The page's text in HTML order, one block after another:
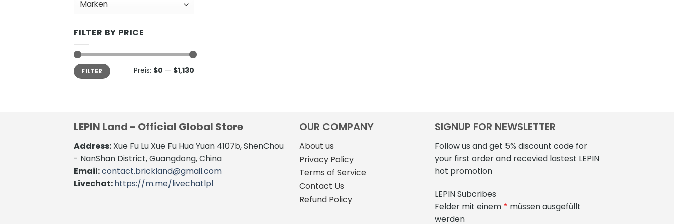
FILTER BY PRICE
Min.
Preis
Max.
PreisFILTER Preis: $0 — $1,130
LEPIN Land - Official Global Store
Address: Xue Fu Lu Xue Fu Hua Yuan 4107b, ShenChou
- NanShan District, Guangdong, China
Email:contact.brickland@gmail.com
Livechat:https://m.me/livechatlpl
OUR COMPANY
About us
Privacy Policy
Terms of Service
Contact Us
Refund Policy
SIGNUP FOR NEWSLETTER
Follow us and get 5% discount code for
your first order and recevied lastest LEPIN
hot promotion
LEPIN Subcribes
Felder mit einem * müssen ausgefüllt
werden